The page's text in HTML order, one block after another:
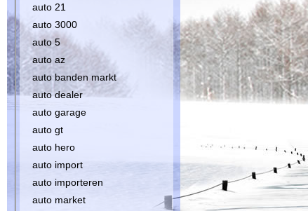
auto 21
auto 3000
auto 5
auto az
auto banden markt
auto dealer
auto garage
auto gt
auto hero
auto import
auto importeren
auto market